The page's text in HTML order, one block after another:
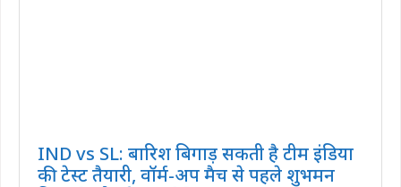
IND vs SL: बारिश बिगाड़ सकती है टीम इंडिया
की टेस्ट तैयारी, वॉर्म-अप मैच से पहले शुभमन